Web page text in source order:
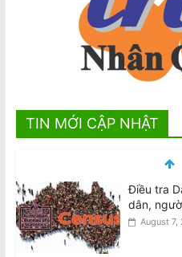
TIN MỚI CẬP NHẬT
Điều tra
dân,
August 7,